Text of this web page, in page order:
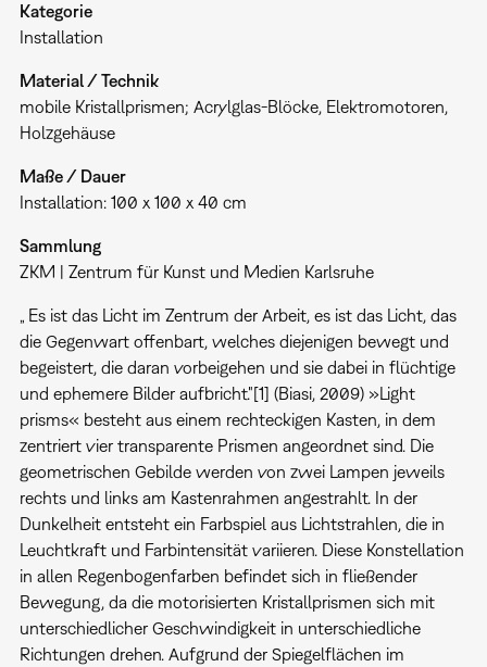
Kategorie
Installation
Material / Technik
mobile Kristallprismen; Acrylglas-Blöcke, Elektromotoren,
Holzgehäuse
Maße / Dauer
Installation: 100 x 100 x 40 cm
Sammlung
ZKM | Zentrum für Kunst und Medien Karlsruhe
„ Es ist das Licht im Zentrum der Arbeit, es ist das Licht, das
die Gegenwart offenbart, welches diejenigen bewegt und
begeistert, die daran vorbeigehen und sie dabei in flüchtige
und ephemere Bilder aufbricht."[1] (Biasi, 2009) »Light
prisms« besteht aus einem rechteckigen Kasten, in dem
zentriert vier transparente Prismen angeordnet sind. Die
geometrischen Gebilde werden von zwei Lampen jeweils
rechts und links am Kastenrahmen angestrahlt. In der
Dunkelheit entsteht ein Farbspiel aus Lichtstrahlen, die in
Leuchtkraft und Farbintensität variieren. Diese Konstellation
in allen Regenbogenfarben befindet sich in fließender
Bewegung, da die motorisierten Kristallprismen sich mit
unterschiedlicher Geschwindigkeit in unterschiedliche
Richtungen drehen. Aufgrund der Spiegelflächen im